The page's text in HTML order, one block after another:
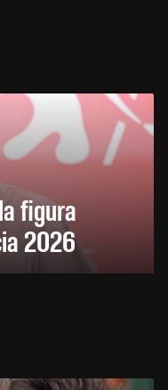
figura
2026